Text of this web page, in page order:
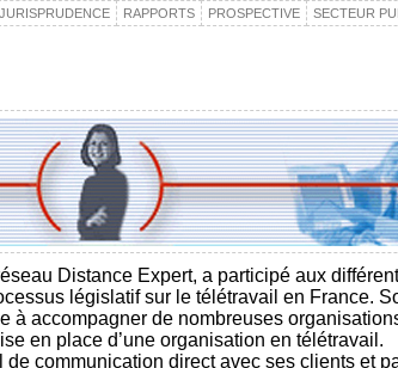
JURISPRUDENCE RAPPORTS PROSPECTIVE SECTEUR
Distance Expert, a participé aux
législatif sur le télétravail en France.
à accompagner de nombreuses
en place d’une organisation en télétravail.
communication direct avec ses clients et